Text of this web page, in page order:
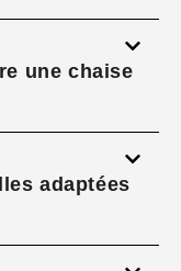
une chaise
adaptées